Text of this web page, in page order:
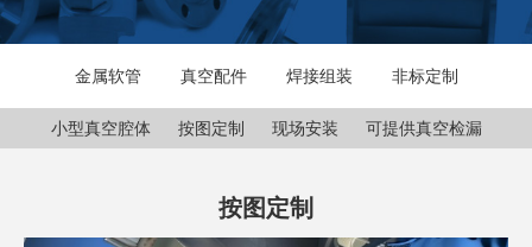
金属软管 真空配件 焊接组装 非标定制
小型真空腔体 按图定制 现场安装 可提供真空检漏
按图定制